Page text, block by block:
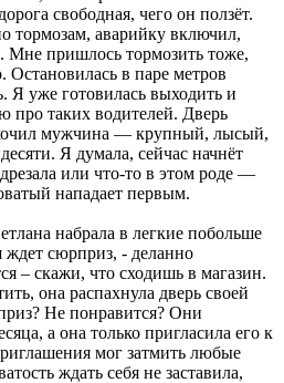
свободная, чего он ползёт.
тормозам, аварийку включил,
Мне пришлось тормозить тоже,
Остановилась в паре метров
Я уже готовилась выходить и
про таких водителей. Дверь
мужчина — крупный, лысый,
Я думала, сейчас начнёт
или что-то в этом роде —
нападает первым.
набрала в легкие побольше
ждет сюрприз, - деланно
– скажи, что сходишь в магазин.
она распахнула дверь своей
Не понравится? Они
а она только пригласила его к
мог затмить любые
ждать себя не заставила,